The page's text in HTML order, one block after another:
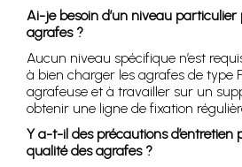
Ai-je besoin d’un niveau particulier
agrafes ?
Aucun niveau spécifique n’est
à bien charger les agrafes de type
agrafeuse et à travailler sur un
obtenir une ligne de fixation
Y a-t-il des précautions d’entretien
qualité des agrafes ?